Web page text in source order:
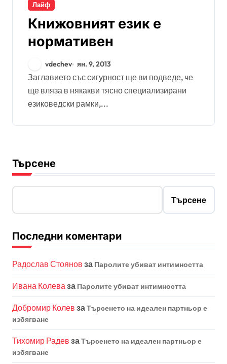
Лайф
Книжовният език е
нормативен
vdechev ян. 9, 2013
Заглавието със сигурност ще ви подведе, че
ще вляза в някакви тясно специализирани
езиковедски рамки,...
Търсене
Търсене
Последни коментари
Радослав Стоянов за Паролите убиват интимността
Ивана Колеваза Паролите убиват интимността
Добромир Колев заТърсенето на идеален партньор е
избягване
Тихомир Радев заТърсенето на идеален партньор е
избягване